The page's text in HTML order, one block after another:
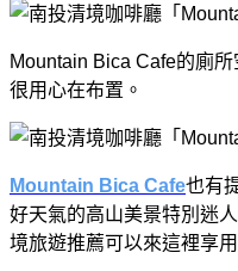
Mountain Bica Cafe的廁
很用心在布置。
Mountain Bica Cafe也有
好天氣的高山美景特別迷
境旅遊推薦可以來這裡享